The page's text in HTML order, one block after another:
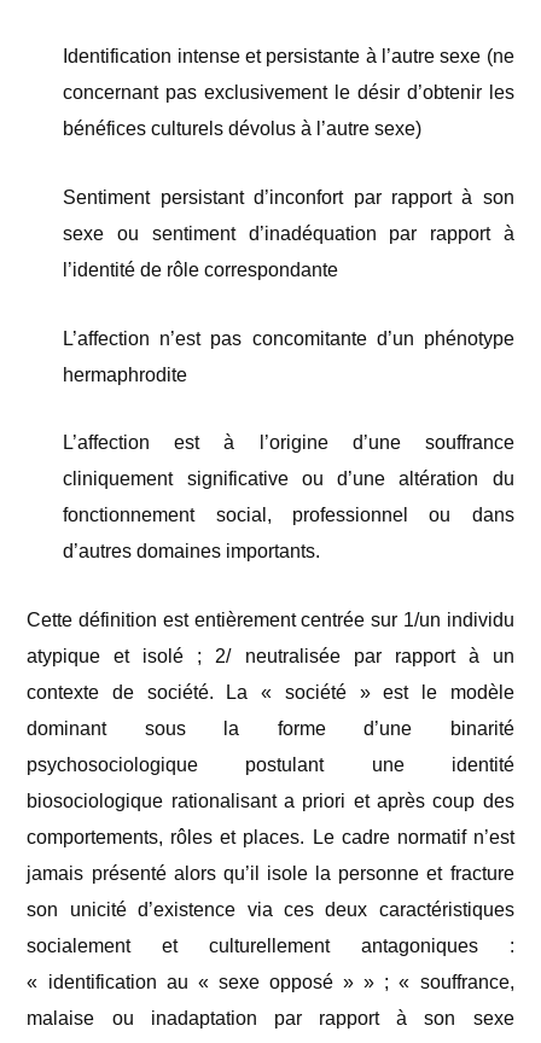
Identification intense et persistante à l’autre sexe (ne
concernant pas exclusivement le désir d’obtenir les
bénéfices culturels dévolus à l’autre sexe)
Sentiment persistant d’inconfort par rapport à son
sexe ou sentiment d’inadéquation par rapport à
l’identité de rôle correspondante
L’affection n’est pas concomitante d’un phénotype
hermaphrodite
L’affection est à l’origine d’une souffrance
cliniquement significative ou d’une altération du
fonctionnement social, professionnel ou dans
d’autres domaines importants.
Cette définition est entièrement centrée sur 1/un individu
atypique et isolé ; 2/ neutralisée par rapport à un
contexte de société. La « société » est le modèle
dominant sous la forme d’une binarité
psychosociologique postulant une identité
biosociologique rationalisant a priori et après coup des
comportements, rôles et places. Le cadre normatif n’est
jamais présenté alors qu’il isole la personne et fracture
son unicité d’existence via ces deux caractéristiques
socialement et culturellement antagoniques :
« identification au « sexe opposé » » ; « souffrance,
malaise ou inadaptation par rapport à son sexe